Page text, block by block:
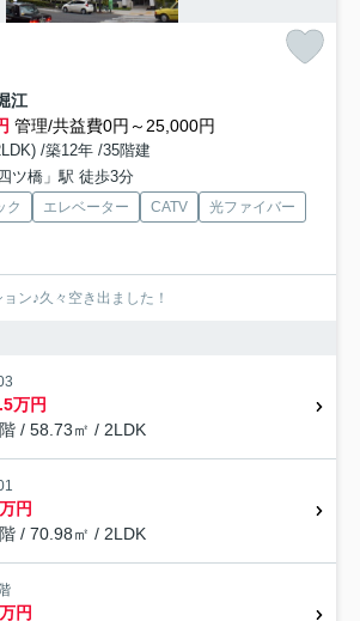
江
管理/共益費0円～25,000円
/築12年 /35階建
ツ橋」駅 徒歩3分
ク エレベーター CATV
光ファイバー
ン♪久々空き出ました！
万円
/ 58.73㎡ / 2LDK
円
/ 70.98㎡ / 2LDK
円